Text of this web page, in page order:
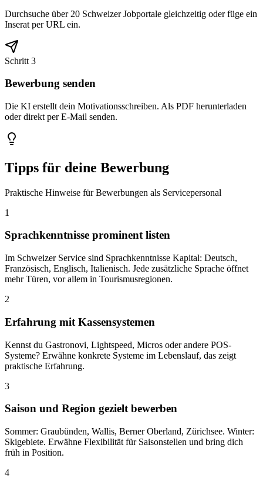
Durchsuche über 20 Schweizer Jobportale gleichzeitig oder füge ein
Inserat per URL ein.
Schritt 3
Bewerbung senden
Die KI erstellt dein Motivationsschreiben. Als PDF herunterladen
oder direkt per E-Mail senden.
Tipps für deine Bewerbung
Praktische Hinweise für Bewerbungen als Servicepersonal
1
Sprachkenntnisse prominent listen
Im Schweizer Service sind Sprachkenntnisse Kapital: Deutsch,
Französisch, Englisch, Italienisch. Jede zusätzliche Sprache öffnet
mehr Türen, vor allem in Tourismusregionen.
2
Erfahrung mit Kassensystemen
Kennst du Gastronovi, Lightspeed, Micros oder andere POS-
Systeme? Erwähne konkrete Systeme im Lebenslauf, das zeigt
praktische Erfahrung.
3
Saison und Region gezielt bewerben
Sommer: Graubünden, Wallis, Berner Oberland, Zürichsee. Winter:
Skigebiete. Erwähne Flexibilität für Saisonstellen und bring dich
früh in Position.
4